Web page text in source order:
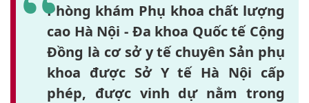
Phòng khám Phụ khoa chất lượng
cao Hà Nội - Đa khoa Quốc tế Cộng
Đồng là cơ sở y tế chuyên Sản phụ
khoa được Sở Y tế Hà Nội cấp
phép, được vinh dự nằm trong